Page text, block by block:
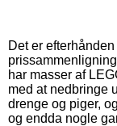
Det er
har masser af
med at nedbringe
drenge og piger,
og endda nogle